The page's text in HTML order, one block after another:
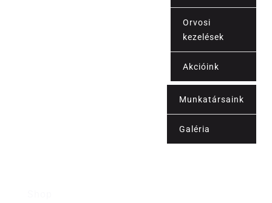
Orvosi
kezelések
Akcióink
Munkatársaink
Galéria